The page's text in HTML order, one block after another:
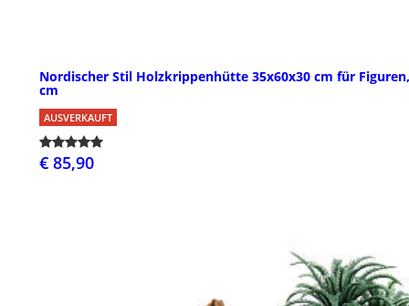
Nordischer Stil Holzkrippenhütte 35x60x30 cm für
cm
AUSVERKAUFT
€ 85,90